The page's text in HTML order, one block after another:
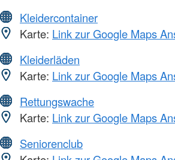
Kleidercontainer
Karte: Link zur Google Maps
Kleiderläden
Karte: Link zur Google Maps
Rettungswache
Karte: Link zur Google Maps
Seniorenclub